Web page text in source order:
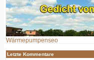
Wärmepumpenseo
Letzte Kommentare